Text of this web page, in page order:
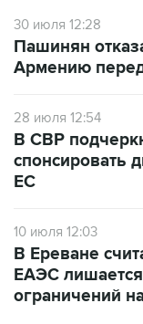
30 июля 12:28
Пашинян
Армению
28 июля 12:54
В СВР
спонсировать
ЕС
10 июля 12:03
В Ереване
ЕАЭС
ограничений